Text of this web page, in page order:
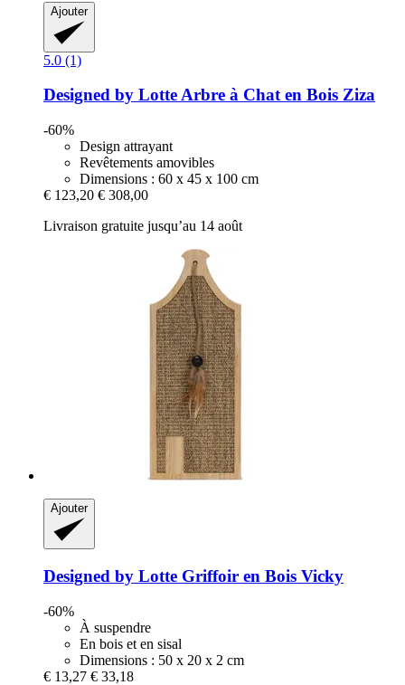
Ajouter
5.0 (1)
Designed by LotteArbre à Chat en Bois Ziza
-60%
Design attrayant
Revêtements amovibles
Dimensions : 60 x 45 x 100 cm
€ 123,20 € 308,00
Livraison gratuite jusqu’au 14 août
Ajouter
Designed by Lotte Griffoir en Bois Vicky
-60%
À suspendre
En bois et en sisal
Dimensions : 50 x 20 x 2 cm
€ 13,27 € 33,18